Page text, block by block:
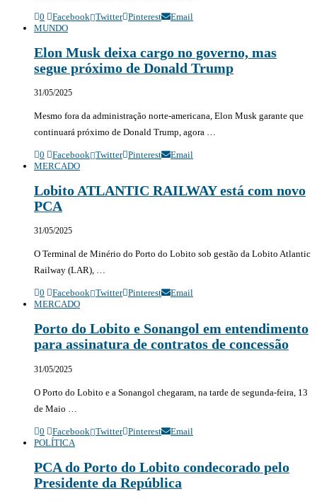
0 Facebook Twitter Pinterest
Email
MUNDO
Elon Musk deixa cargo no governo, mas
segue próximo de Donald Trump
31/05/2025
Mesmo fora da administração norte-americana, Elon Musk garante que
continuará próximo de Donald Trump, agora …
0 Facebook Twitter Pinterest
Email
MERCADO
Lobito ATLANTIC RAILWAY está com novo
PCA
31/05/2025
O Terminal de Minério do Porto do Lobito sob gestão da Lobito Atlantic
Railway (LAR), …
0 Facebook Twitter Pinterest
Email
MERCADO
Porto do Lobito e Sonangol em entendimento
para assinatura de contratos de concessão
31/05/2025
O Porto do Lobito e a Sonangol chegaram, na tarde de segunda-feira, 13
de Maio …
0 Facebook Twitter Pinterest
Email
POLÍTICA
PCA do Porto do Lobito condecorado pelo
Presidente da República